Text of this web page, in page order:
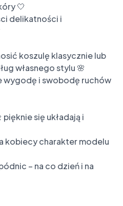
🤍
delikatności i
koszulę klasycznie lub
własnego stylu 🌸
wygodę i swobodę ruchów
się układają i
kobiecy charakter modelu
– na co dzień i na